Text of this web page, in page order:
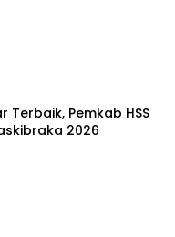
Terbaik, Pemkab HSS
2026